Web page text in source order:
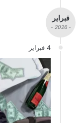
فبراير
- 2026 -
4 فبراير